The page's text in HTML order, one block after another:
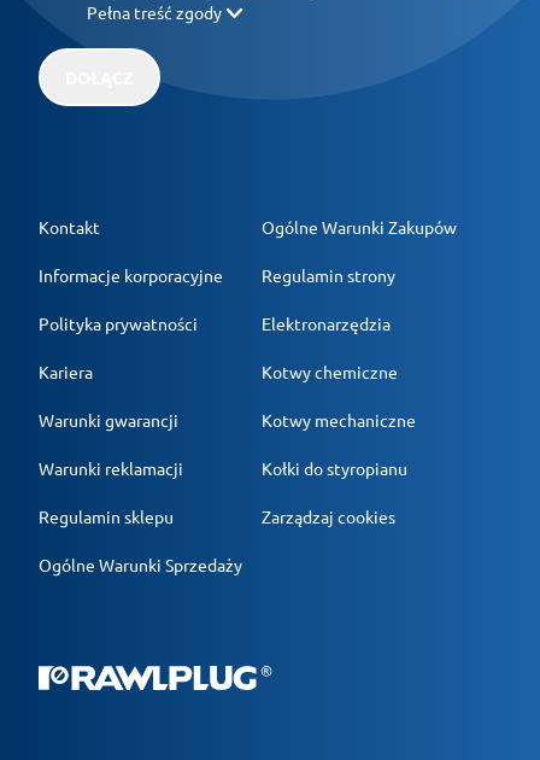
Pełna treść zgody
Kontakt
Informacje korporacyjne
Polityka prywatności
Kariera
Warunki gwarancji
Warunki reklamacji
Regulamin sklepu
Ogólne Warunki Sprzedaży
Ogólne Warunki Zakupów
Regulamin strony
Elektronarzędzia
Kotwy chemiczne
Kotwy mechaniczne
Kołki do styropianu
Zarządzaj cookies